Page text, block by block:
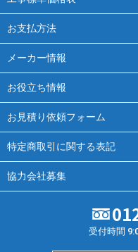
お支払方法
メーカー情報
お役立ち情報
お見積り依頼フォーム
特定商取引に関する表記
協力会社募集
受付時間